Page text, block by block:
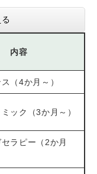
内容
（4か月～）
ック（3か月～）
ラピー（2か月